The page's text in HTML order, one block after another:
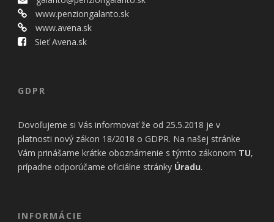
www.penziongalanto.sk
www.avena.sk
Sieť Avena.sk
GDPR
Dovoľujeme si Vás informovať že od 25.5.2018 je v
platnosti nový zákon 18/2018 o GDPR. Na našej stránke
Vám prinášame krátke oboznámenie s týmto zákonom TU,
prípadne odporúčame oficiálne stránky Úradu.
INFORMÁCIE